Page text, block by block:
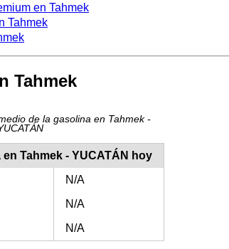
en Tahmek
Tahmek
Tahmek
de la gasolina en Tahmek -
Tahmek - YUCATÁN hoy
N/A
N/A
N/A